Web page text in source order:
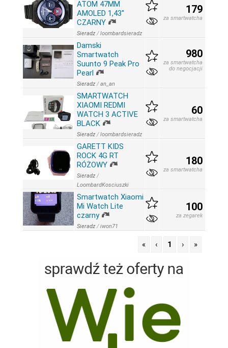
ATOM 47MM
AMOLED 1,43''
CZARNY
Sieradz /loombardsieradz
179
za smartwatcha
Damski
Smartwatch
Suunto 9 Peak Pro
Pearl
Sieradz /an_an
980
za smartwatcha
do negocjacji
SMARTWATCH
XIAOMI REDMI
WATCH 3 ACTIVE
BLACK
Sieradz /loombardsieradz
60
za smartwatcha
GARETT KIDS
ROCK 4G RT
RÓŻOWY
Sieradz /
LoombardKosciuszki
180
za smartwatcha
Smartwatch Xiaomi
Mi Watch Lite
czarny
Sieradz /iwon71
100
za zegarek
« ‹ 1 › »